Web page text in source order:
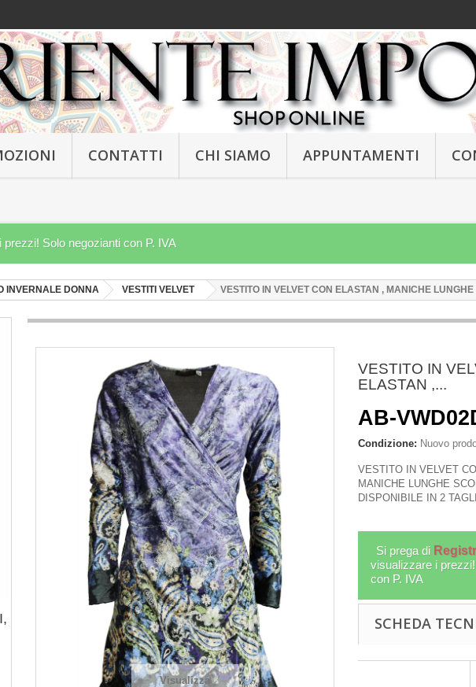
CONTATTI CHI SIAMO APPUNTAMENTI
Solo negozianti con P. IVA
INVERNALE DONNA VESTITI VELVET VESTITO IN VELVET CON ELASTAN , MANICHE LUNGHE
PORTALUMINI IN METALLO
TRAFORATO A FORMA...
PL-M01
SCIARPA IN SETA IN
SC-SE22
Visualizza
VESTITO IN
ELASTAN ,...
AB-
Condizione: Nuovo
VESTITO IN VELVET
MANICHE LUNGHE
DISPONIBILE IN 2
Si prega di
visualizzare i
con P. IVA
SCHEDA